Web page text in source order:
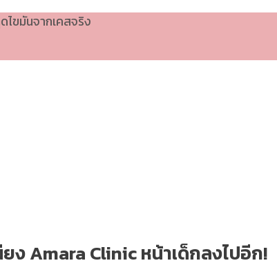
ขมันจากเคสจริง
ง Amara Clinic หน้าเด็กลงไปอีก!